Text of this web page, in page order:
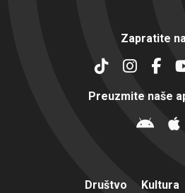
Zapratite
Preuzmite naše
Društvo Kultura